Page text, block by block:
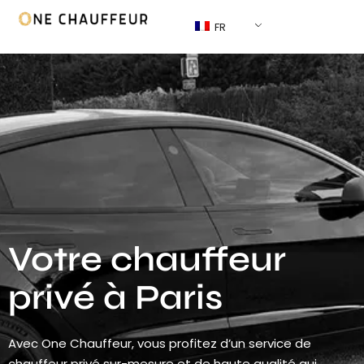
FR
Votre chauffeur
privé à Paris
Avec One Chauffeur, vous profitez d’un service de